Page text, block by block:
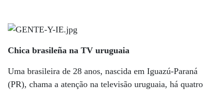
Chica brasileña na TV uruguaia
Uma brasileira de 28 anos, nascida em Iguazú-Paraná
(PR), chama a atenção na televisão uruguaia, há quatro